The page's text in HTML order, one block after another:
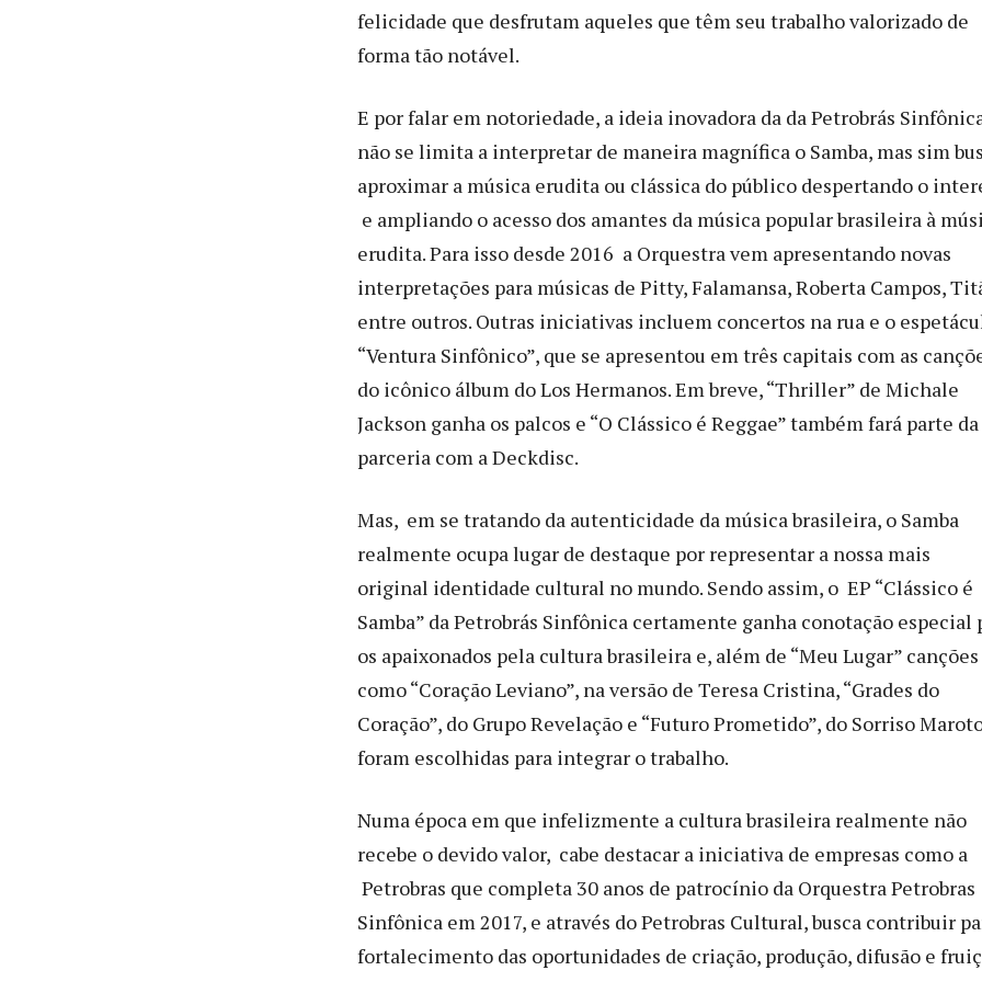
felicidade que desfrutam aqueles que têm seu trabalho valorizado de
forma tão notável.
E por falar em notoriedade, a ideia inovadora da da Petrobrás
não se limita a interpretar de maneira magnífica o Samba, mas sim
aproximar a música erudita ou clássica do público despertando o
e ampliando o acesso dos amantes da música popular brasileira à
erudita. Para isso desde 2016 a Orquestra vem apresentando novas
interpretações para músicas de Pitty, Falamansa, Roberta Campos,
entre outros. Outras iniciativas incluem concertos na rua e o
“Ventura Sinfônico”, que se apresentou em três capitais com as
do icônico álbum do Los Hermanos. Em breve, “Thriller” de Michale
Jackson ganha os palcos e “O Clássico é Reggae” também fará parte da
parceria com a Deckdisc.
Mas, em se tratando da autenticidade da música brasileira, o Samba
realmente ocupa lugar de destaque por representar a nossa mais
original identidade cultural no mundo. Sendo assim, o EP “Clássico é
Samba” da Petrobrás Sinfônica certamente ganha conotação especial
os apaixonados pela cultura brasileira e, além de “Meu Lugar” canções
como “Coração Leviano”, na versão de Teresa Cristina, “Grades do
Coração”, do Grupo Revelação e “Futuro Prometido”, do Sorriso
foram escolhidas para integrar o trabalho.
Numa época em que infelizmente a cultura brasileira realmente não
recebe o devido valor, cabe destacar a iniciativa de empresas como a
Petrobras que completa 30 anos de patrocínio da Orquestra Petrobras
Sinfônica em 2017, e através do Petrobras Cultural, busca contribuir
fortalecimento das oportunidades de criação, produção, difusão e